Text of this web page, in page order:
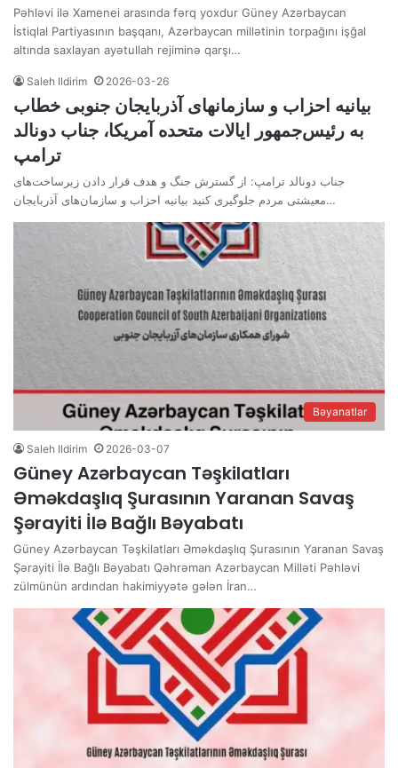
Pəhləvi ilə Xamenei arasında fərq yoxdur Güney Azərbaycan
İstiqlal Partiyasının başqanı, Azərbaycan millətinin torpağını işğal
altında saxlayan ayətullah rejiminə qarşı…
Saleh Ildirim 2026-03-26
بیانیه احزاب و سازمانهای آذربایجان جنوبی خطاب
به رئیس‌جمهور ایالات متحده آمریکا، جناب دونالد
ترامپ
جناب دونالد ترامپ: از گسترش جنگ و هدف قرار دادن زیرساخت‌های
معیشتی مردم جلوگیری کنید بیانیه احزاب و سازمان‌های آذربایجان…
Bəyanatlar
Saleh Ildirim 2026-03-07
Güney Azərbaycan Təşkilatları
Əməkdaşlıq Şurasının Yaranan Savaş
Şərayiti İlə Bağlı Bəyabatı
Güney Azərbaycan Təşkilatları Əməkdaşlıq Şurasının Yaranan Savaş
Şərayiti İlə Bağlı Bəyabatı Qəhrəman Azərbaycan Milləti Pəhləvi
zülmünün ardından hakimiyyətə gələn İran…